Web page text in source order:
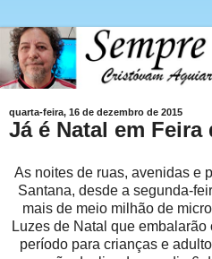
quarta-feira, 16 de dezembro de 2015
Já é Natal em Feira
As noites de ruas, avenidas e
Santana, desde a segunda-
mais de meio milhão de
Luzes de Natal que
período para crianças e